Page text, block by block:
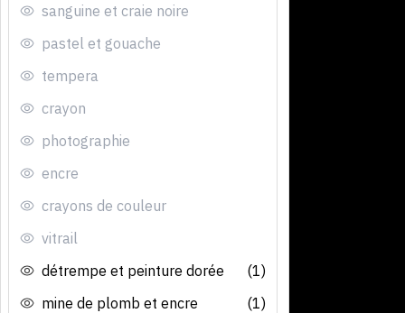
sanguine et craie noire
pastel et gouache
tempera
crayon
photographie
encre
crayons de couleur
vitrail
détrempe et peinture dorée
(1)
mine de plomb et encre
(1)